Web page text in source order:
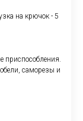
на крючок - 5
приспособления.
саморезы и